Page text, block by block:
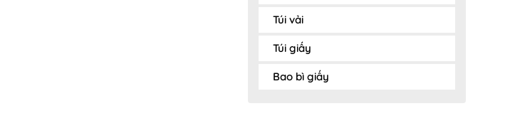
Túi vải
Túi giấy
Bao bì giấy